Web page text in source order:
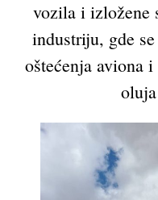
vozila i izložene
industriju, gde
oštećenja aviona